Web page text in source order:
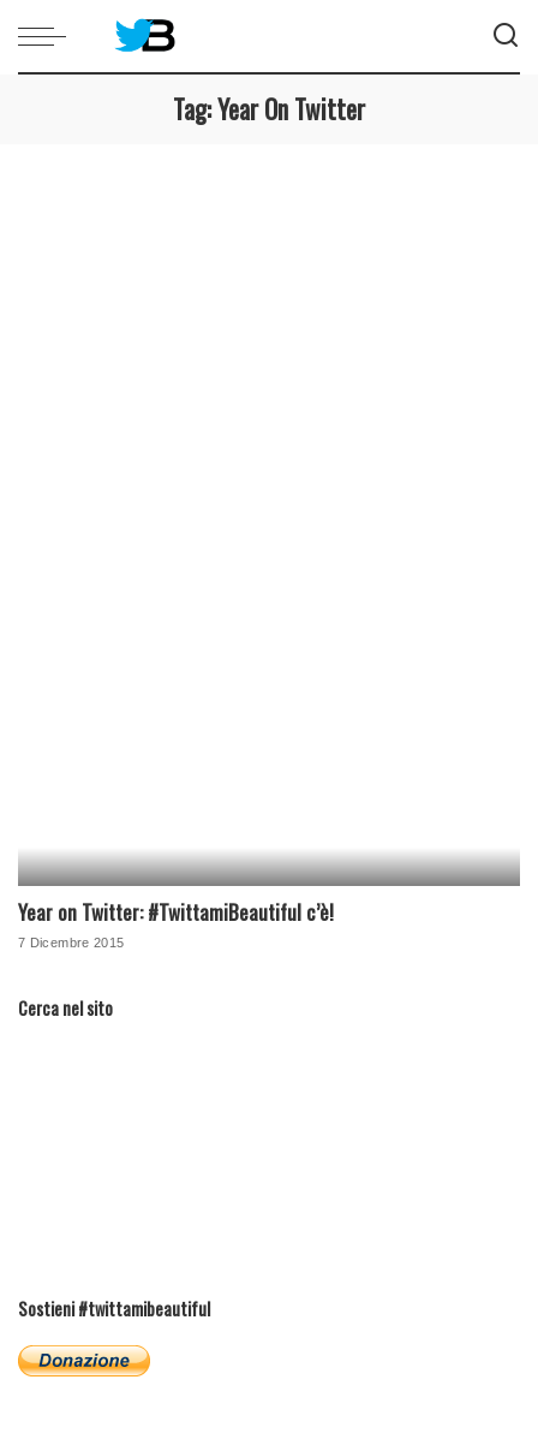
Tag:Year On Twitter
Year on Twitter: #TwittamiBeautiful c’è!
7 Dicembre 2015
Cerca nel sito
Sostieni #twittamibeautiful